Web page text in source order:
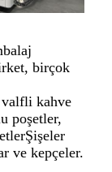
birçok
valfli kahve
poşetler,
Şişeler
ve kepçeler.